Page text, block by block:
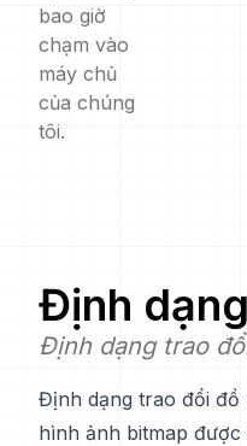
bao giờ
chạm vào
máy chủ
của chúng
tôi.
Định dạng
Định dạng trao
Định dạng trao đổi đồ
hình ảnh bitmap